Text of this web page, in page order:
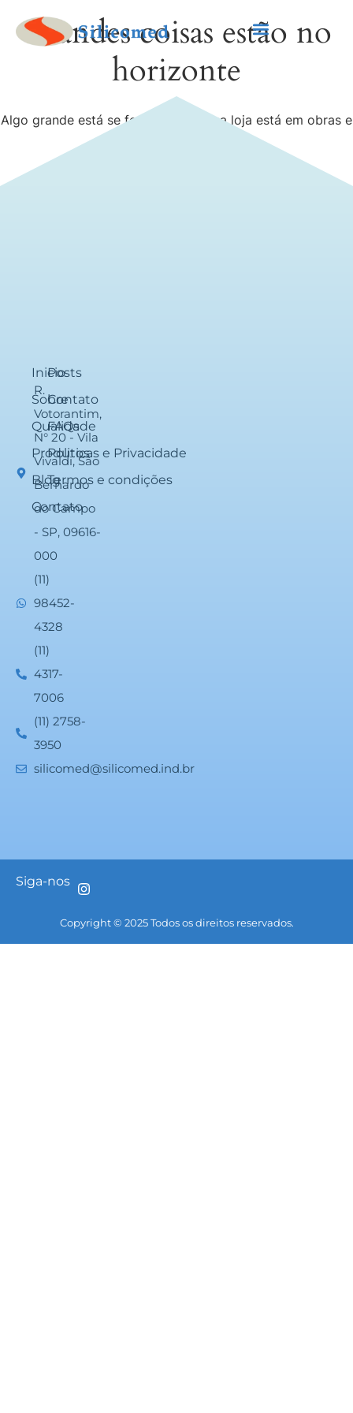
Grandes coisas estão no
horizonte
Algo grande está se formando! Nossa loja está em obras e
R.
Votorantim,
N° 20 - Vila
Vivaldi, São
Bernardo
do Campo
- SP, 09616-
000
(11)
98452-
4328
(11)
4317-
7006
(11) 2758-
3950
silicomed@silicomed.ind.br
Inicio
Sobre
Qualidade
Produtos
Blog
Contato
Posts
Contato
FAQs
Politicas e Privacidade
Termos e condições
Siga-nos
Copyright © 2025 Todos os direitos reservados.